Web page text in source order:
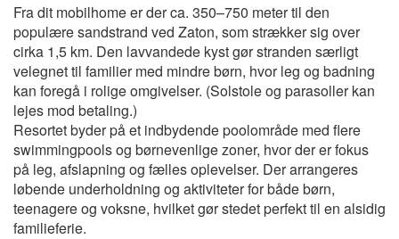
Fra dit mobilhome er der ca. 350–750 meter til den
populære sandstrand ved Zaton, som strækker sig over
cirka 1,5 km. Den lavvandede kyst gør stranden særligt
velegnet til familier med mindre børn, hvor leg og badning
kan foregå i rolige omgivelser. (Solstole og parasoller kan
lejes mod betaling.)
Resortet byder på et indbydende poolområde med flere
swimmingpools og børnevenlige zoner, hvor der er fokus
på leg, afslapning og fælles oplevelser. Der arrangeres
løbende underholdning og aktiviteter for både børn,
teenagere og voksne, hvilket gør stedet perfekt til en alsidig
familieferie.